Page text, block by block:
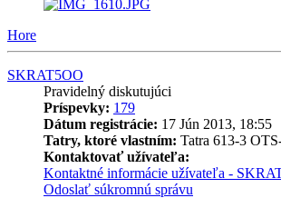
Hore
SKRAT5OO
Pravidelný diskutujúci
Príspevky: 179
Dátum registrácie: 17 Jún 2013, 18:55
Tatry, ktoré vlastním: Tatra 613-3
Kontaktovať užívateľa:
Kontaktné informácie užívateľa -
Odoslať súkromnú správu